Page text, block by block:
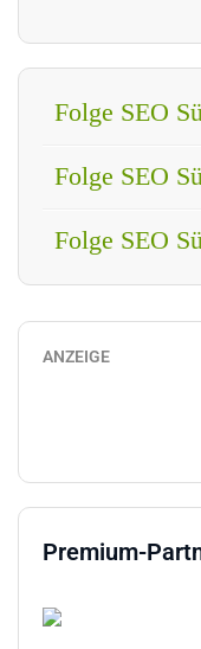
Folge SEO
Folge SEO
Folge SEO
ANZEIGE
Premium-